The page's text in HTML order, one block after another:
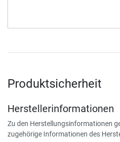
Produktsicherheit
Herstellerinformationen
Zu den Herstellungsinformationen
zugehörige Informationen des